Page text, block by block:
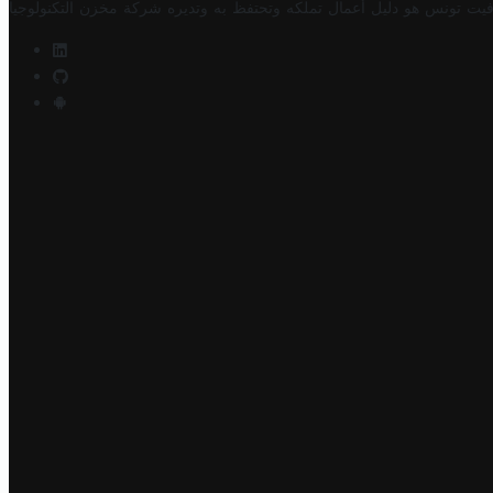
تونس هو دليل أعمال تملكه وتحتفظ به وتديره شركة مخزن التكنولوجيا